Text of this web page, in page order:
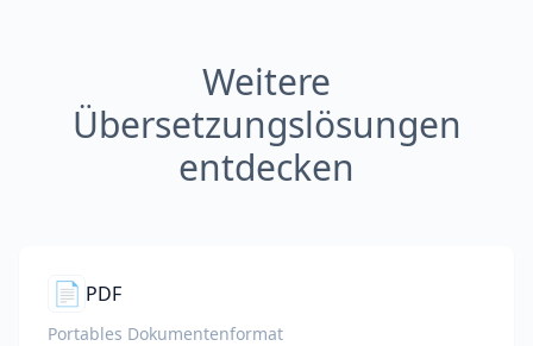
Weitere
Übersetzungslösungen
entdecken
📄 PDF
Portables Dokumentenformat